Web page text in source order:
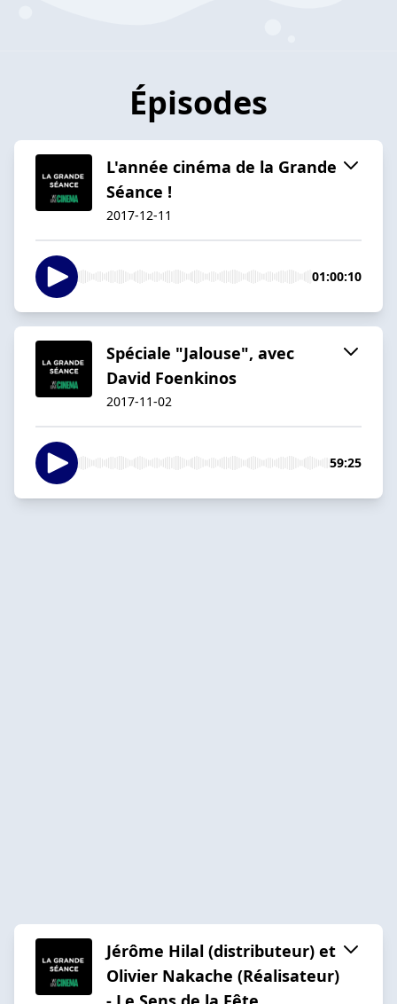
Épisodes
L'année cinéma de la Grande
Séance !
2017-12-11
01:00:10
Spéciale "Jalouse", avec
David Foenkinos
2017-11-02
59:25
Jérôme Hilal (distributeur) et
Olivier Nakache (Réalisateur)